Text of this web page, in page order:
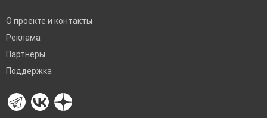
О проекте и контакты
Реклама
Партнеры
Поддержка